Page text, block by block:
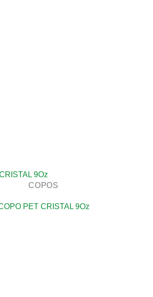
COPOS
PET CRISTAL 9Oz